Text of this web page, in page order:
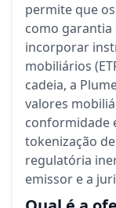
permite que
como garantia
incorporar
mobiliários
cadeia, a
valores
conformidade
tokenização
regulatória
emissor e a